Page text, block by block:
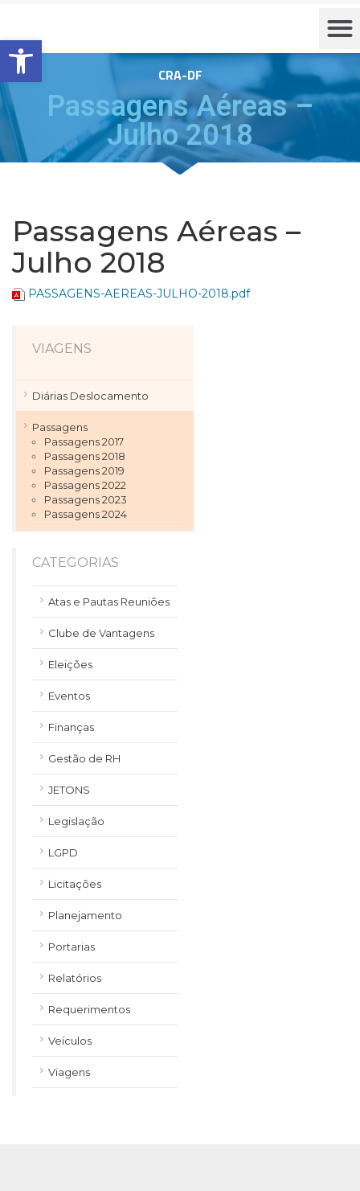
Barra de Ferramentas Aberta
CRA-DF
Passagens Aéreas –
Julho 2018
Passagens Aéreas –
Julho 2018
PASSAGENS-AEREAS-JULHO-2018.pdf
VIAGENS
Diárias Deslocamento
Passagens
Passagens 2017
Passagens 2018
Passagens 2019
Passagens 2022
Passagens 2023
Passagens 2024
CATEGORIAS
Atas e Pautas Reuniões
Clube de Vantagens
Eleições
Eventos
Finanças
Gestão de RH
JETONS
Legislação
LGPD
Licitações
Planejamento
Portarias
Relatórios
Requerimentos
Veículos
Viagens